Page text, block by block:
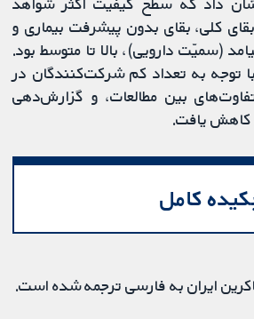
کلی، بقای بدون پیشرفت بیماری و
(سمیّت دارویی)، بالا تا متوسط بود.
توجه به تعداد کم شرکت‌کنندگان در
بین مطالعات، و گزارش‌دهی
کاهش یافت.
کامل
ایران به فارسی ترجمه شده است.